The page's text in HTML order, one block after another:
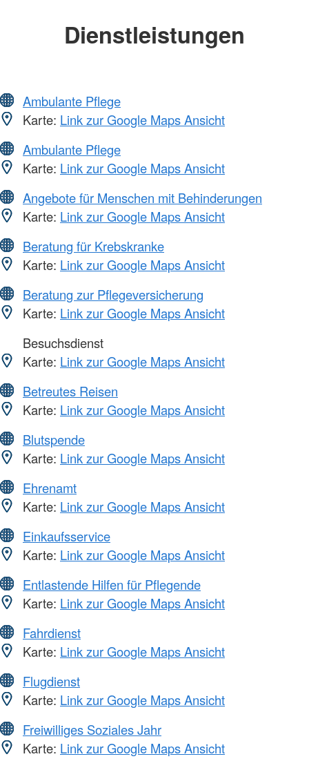
Dienstleistungen
Ambulante Pflege
Karte: Link zur Google Maps Ansicht
Ambulante Pflege
Karte: Link zur Google Maps Ansicht
Angebote für Menschen mit Behinderungen
Karte: Link zur Google Maps Ansicht
Beratung für Krebskranke
Karte: Link zur Google Maps Ansicht
Beratung zur Pflegeversicherung
Karte: Link zur Google Maps Ansicht
Besuchsdienst
Karte: Link zur Google Maps Ansicht
Betreutes Reisen
Karte: Link zur Google Maps Ansicht
Blutspende
Karte: Link zur Google Maps Ansicht
Ehrenamt
Karte: Link zur Google Maps Ansicht
Einkaufsservice
Karte: Link zur Google Maps Ansicht
Entlastende Hilfen für Pflegende
Karte: Link zur Google Maps Ansicht
Fahrdienst
Karte: Link zur Google Maps Ansicht
Flugdienst
Karte: Link zur Google Maps Ansicht
Freiwilliges Soziales Jahr
Karte: Link zur Google Maps Ansicht